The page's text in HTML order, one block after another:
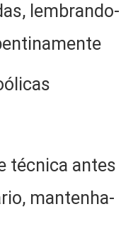
lembrando-
técnica antes
mantenha-